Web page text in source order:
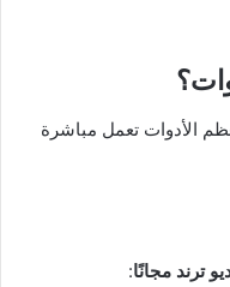
الأدوات تعمل مباشرة
ترند مجانًا: